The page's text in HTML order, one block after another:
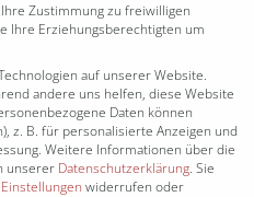
UNS
Zustimmung zu freiwilligen
Ihre Erziehungsberechtigten um
auf unserer Website.
andere uns helfen, diese Website
Daten können
z. B. für personalisierte Anzeigen und
Weitere Informationen über die
unserer Datenschutzerklärung. Sie
Einstellungen widerrufen oder